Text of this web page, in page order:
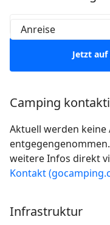
Camping
Aktuell werden keine
weitere Infos direkt
Kontakt
Infrastruktur